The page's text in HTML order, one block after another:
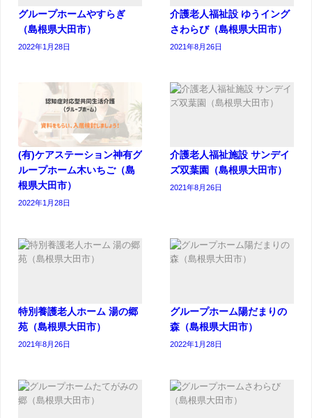
グループホームやすらぎ
（島根県大田市）
2022年1月28日
介護老人福祉設 ゆうイング
さわらび（島根県大田市）
2021年8月26日
(有)ケアステーション神有グ
ループホーム木いちご（島
根県大田市）
2022年1月28日
介護老人福祉施設 サンデイ
ズ双葉園（島根県大田市）
2021年8月26日
特別養護老人ホーム 湯の郷
苑（島根県大田市）
2021年8月26日
グループホーム陽だまりの
森（島根県大田市）
2022年1月28日